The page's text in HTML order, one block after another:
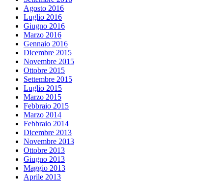
Agosto 2016
Luglio 2016
Giugno 2016
Marzo 2016
Gennaio 2016
Dicembre 2015
Novembre 2015
Ottobre 2015
Settembre 2015
Luglio 2015
Marzo 2015
Febbraio 2015
Marzo 2014
Febbraio 2014
Dicembre 2013
Novembre 2013
Ottobre 2013
Giugno 2013
Maggio 2013
Aprile 2013